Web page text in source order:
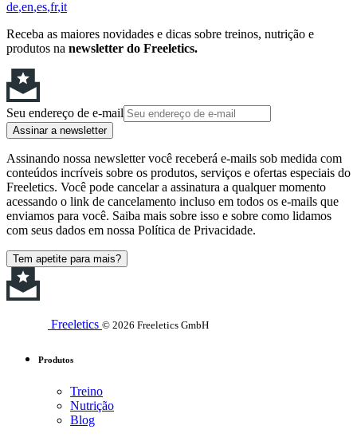
de en es fr it
Receba as maiores novidades e dicas sobre treinos, nutrição e
produtos na newsletter do Freeletics.
Seu endereço de e-mail
Assinar a newsletter
Assinando nossa newsletter você receberá e-mails sob medida com
conteúdos incríveis sobre os produtos, serviços e ofertas especiais do
Freeletics. Você pode cancelar a assinatura a qualquer momento
acessando o link de cancelamento incluso em todos os e-mails que
enviamos para você. Saiba mais sobre isso e sobre como lidamos
com seus dados em nossa Política de Privacidade.
Tem apetite para mais?
Freeletics © 2026 Freeletics GmbH
Produtos
Treino
Nutrição
Blog